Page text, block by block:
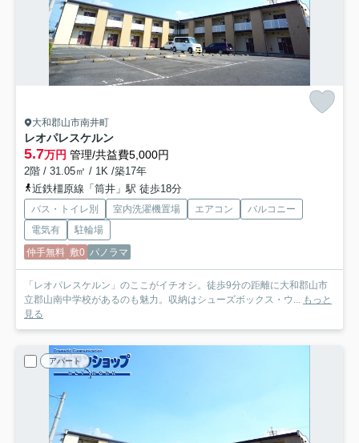
大和郡山市南井町
レオパレスケルン
5.7万円 管理/共益費5,000円
2階 / 31.05㎡ / 1K /築17年
近鉄橿原線「筒井」駅 徒歩18分
バス・トイレ別 室内洗濯機置場 エアコン
バルコニー
電気有
駐輪場
仲手無料 敷0 パノラマ
「レオパレスケルン」のここがイチオシ。徒歩9分の距離に大和郡山市
立郡山南中学校があるのも魅力。収納はシューズボックス・ウ... もっと
見る
アパート